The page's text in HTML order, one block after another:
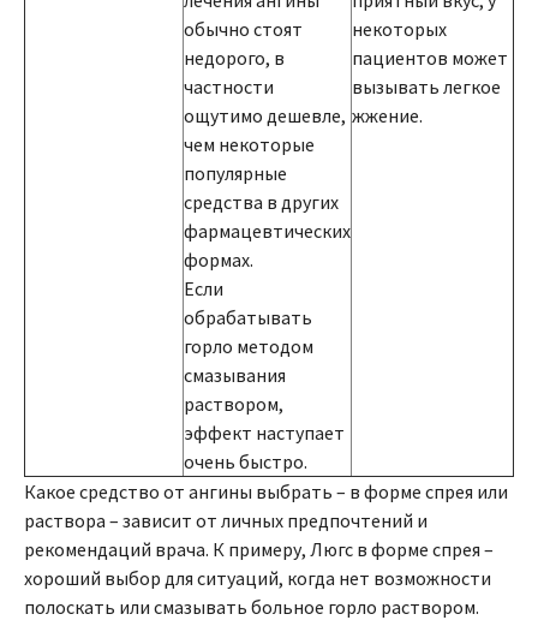
обычно стоят
недорого, в
частности
ощутимо дешевле,
чем некоторые
популярные
средства в других
фармацевтических
формах.
Если
обрабатывать
горло методом
смазывания
раствором,
эффект наступает
очень быстро.
некоторых
пациентов может
вызывать легкое
жжение.
Какое средство от ангины выбрать – в форме спрея или
раствора – зависит от личных предпочтений и
рекомендаций врача. К примеру, Люгс в форме спрея –
хороший выбор для ситуаций, когда нет возможности
полоскать или смазывать больное горло раствором.